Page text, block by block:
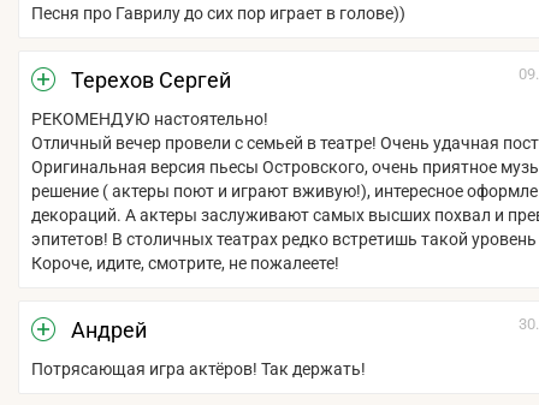
Песня про Гаврилу до сих пор играет в голове))
Терехов Сергей
РЕКОМЕНДУЮ настоятельно!
Отличный вечер провели с семьей в театре! Очень удачная
Оригинальная версия пьесы Островского, очень приятное
решение ( актеры поют и играют вживую!), интересное
декораций. А актеры заслуживают самых высших похвал и
эпитетов! В столичных театрах редко встретишь такой
Короче, идите, смотрите, не пожалеете!
Андрей
Потрясающая игра актёров! Так держать!